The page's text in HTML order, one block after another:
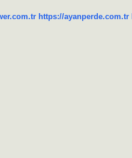
https://ayanperde.com.tr